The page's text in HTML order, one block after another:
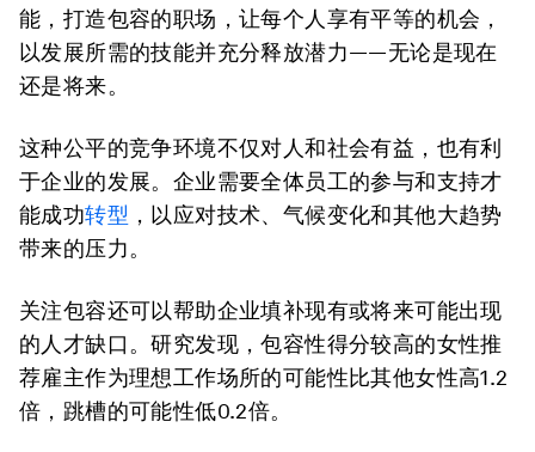
能，打造包容的职场，让每个人享有平等的机会，
以发展所需的技能并充分释放潜力——无论是现在
还是将来。
这种公平的竞争环境不仅对人和社会有益，也有利
于企业的发展。企业需要全体员工的参与和支持才
能成功转型 ，以应对技术、气候变化和其他大趋势
带来的压力。
关注包容还可以帮助企业填补现有或将来可能出现
的人才缺口。研究发现，包容性得分较高的女性推
荐雇主作为理想工作场所的可能性比其他女性高1.2
倍，跳槽的可能性低0.2倍。